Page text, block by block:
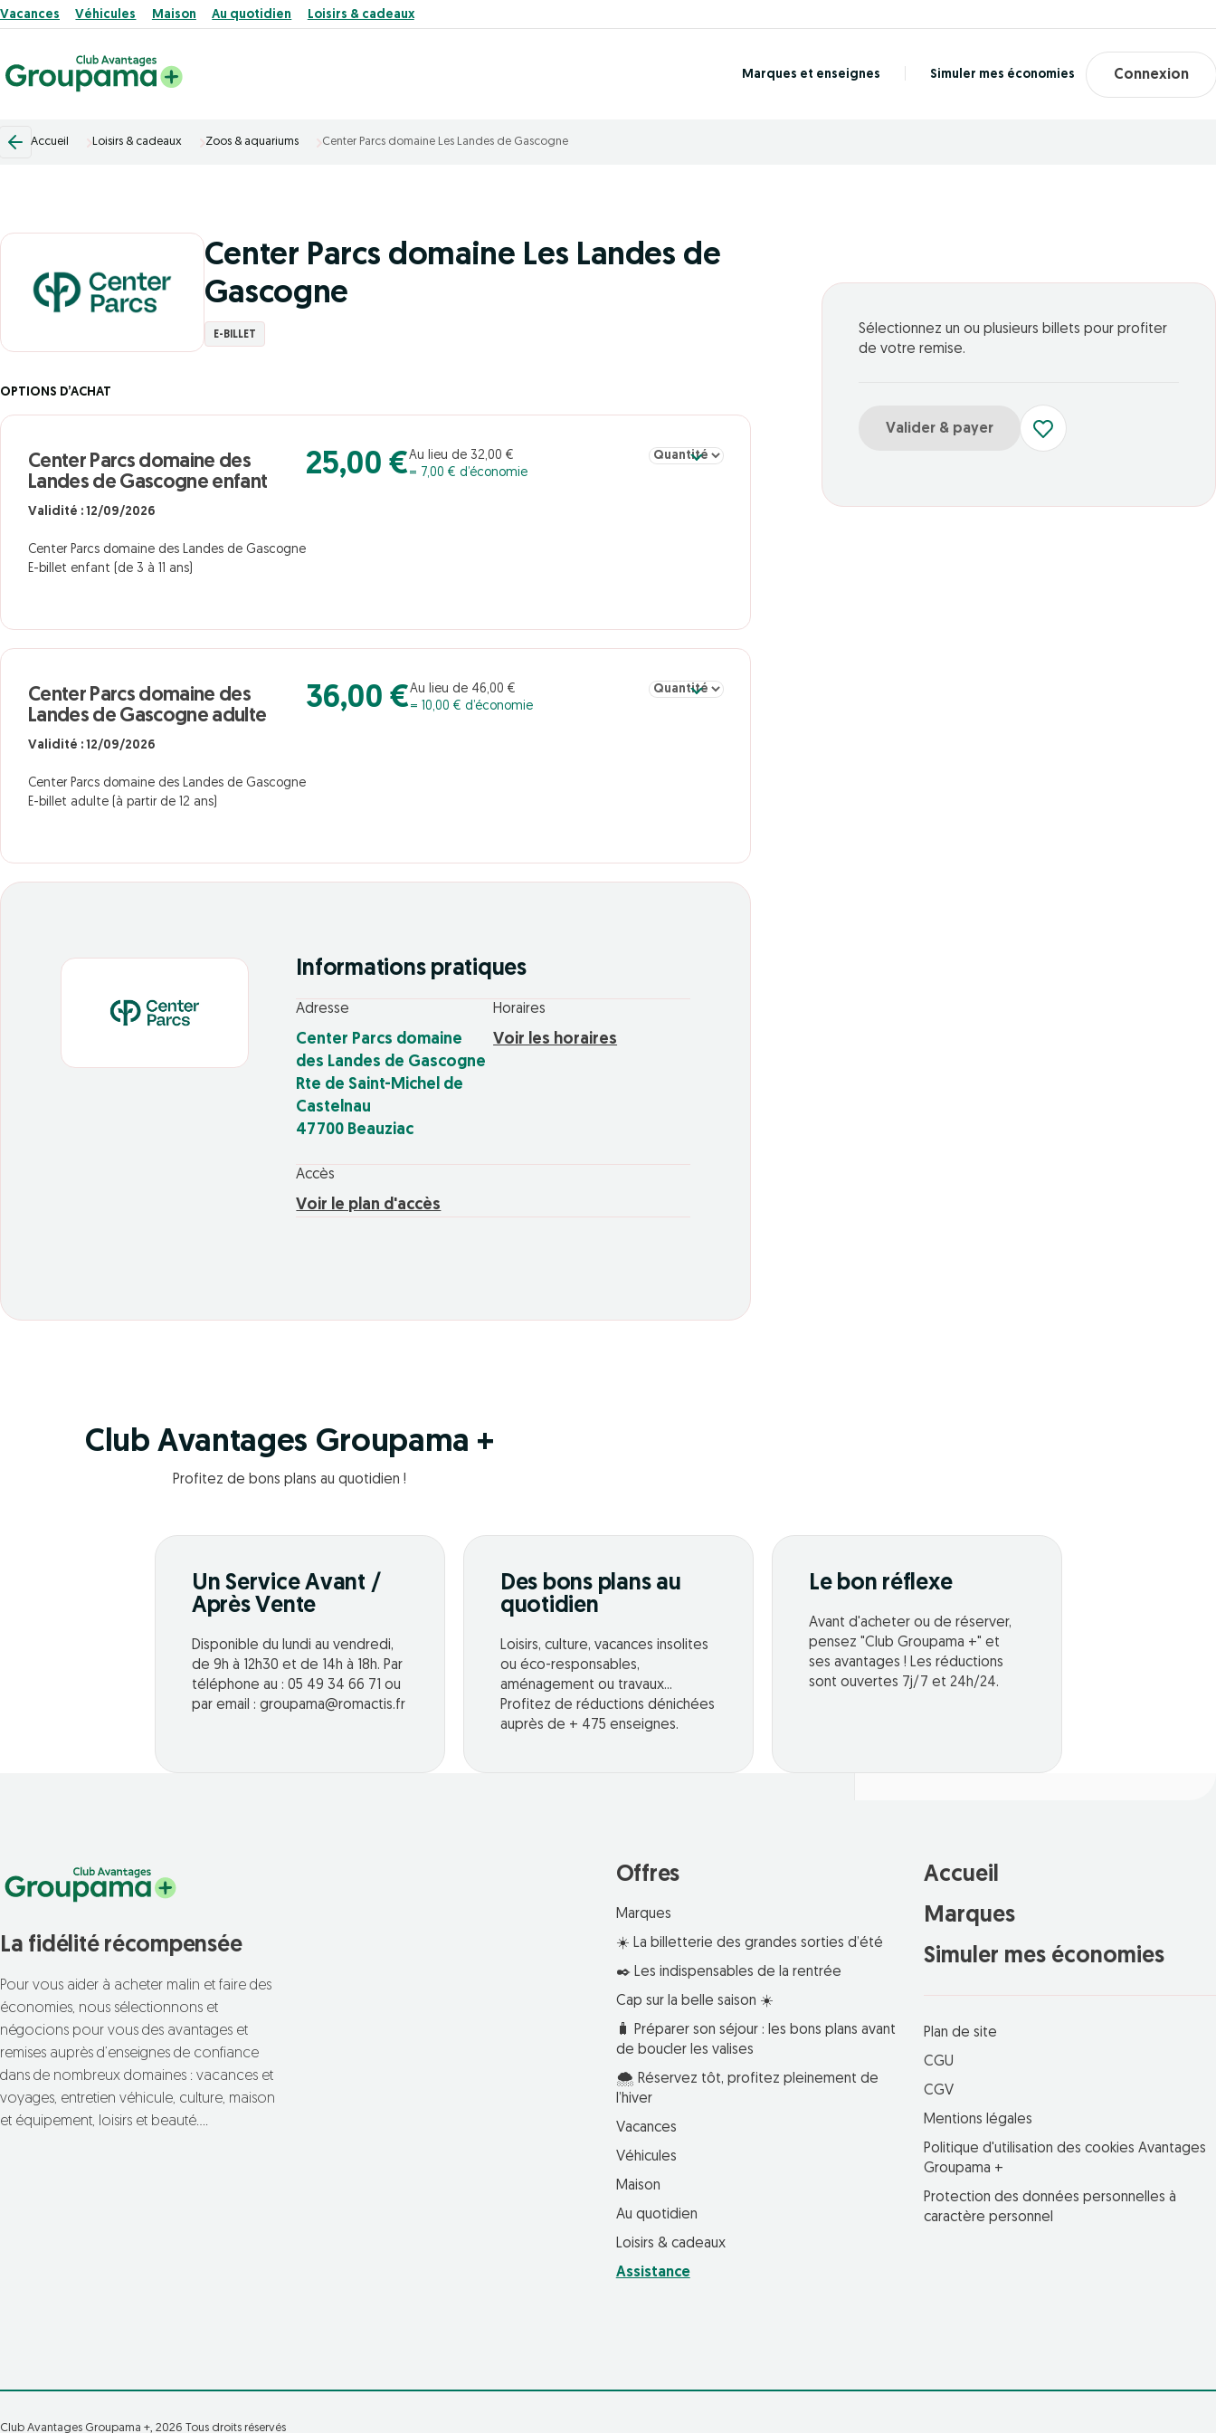
Vacances Véhicules Maison Au quotidien Loisirs & cadeaux
Marques et enseignes Simuler mes économies Connexion
Accueil Loisirs & cadeaux Zoos & aquariums Center Parcs domaine Les Landes de Gascogne
Center Parcs domaine Les Landes de
Gascogne
E-BILLET
OPTIONS D’ACHAT
Center Parcs domaine des
Landes de Gascogne enfant
Validité : 12/09/2026
Center Parcs domaine des Landes de Gascogne
E-billet enfant (de 3 à 11 ans)
25,00 €Au lieu de 32,00 €
= 7,00 € d’économie
Sélectionner la quantité pour Center Parcs domaine des Landes de Gascogne enfant
Center Parcs domaine des
Landes de Gascogne adulte
Validité : 12/09/2026
Center Parcs domaine des Landes de Gascogne
E-billet adulte (à partir de 12 ans)
36,00 €Au lieu de 46,00 €
= 10,00 € d’économie
Sélectionner la quantité pour Center Parcs domaine des Landes de Gascogne adulte
Informations pratiques
Adresse
Center Parcs domaine
des Landes de Gascogne
Rte de Saint-Michel de
Castelnau
47700 Beauziac
Horaires
Voir les horaires
Accès
Voir le plan d'accès
Sélectionnez un ou plusieurs billets pour profiter
de votre remise.
Valider & payer
Club Avantages Groupama +
Profitez de bons plans au quotidien !
Un Service Avant /
Après Vente
Disponible du lundi au vendredi,
de 9h à 12h30 et de 14h à 18h. Par
téléphone au : 05 49 34 66 71 ou
par email : groupama@romactis.fr
Des bons plans au
quotidien
Loisirs, culture, vacances insolites
ou éco-responsables,
aménagement ou travaux...
Profitez de réductions dénichées
auprès de + 475 enseignes.
Le bon réflexe
Avant d'acheter ou de réserver,
pensez "Club Groupama +" et
ses avantages ! Les réductions
sont ouvertes 7j/7 et 24h/24.
La fidélité récompensée
Pour vous aider à acheter malin et faire des
économies, nous sélectionnons et
négocions pour vous des avantages et
remises auprès d’enseignes de confiance
dans de nombreux domaines : vacances et
voyages, entretien véhicule, culture, maison
et équipement, loisirs et beauté….
Offres
Marques
☀️ La billetterie des grandes sorties d’été
✒️ Les indispensables de la rentrée
Cap sur la belle saison ☀️
🧳 Préparer son séjour : les bons plans avant
de boucler les valises
🌨️ Réservez tôt, profitez pleinement de
l’hiver
Vacances
Véhicules
Maison
Au quotidien
Loisirs & cadeaux
Assistance
Accueil
Marques
Simuler mes économies
Plan de site
CGU
CGV
Mentions légales
Politique d'utilisation des cookies Avantages
Groupama +
Protection des données personnelles à
caractère personnel
Club Avantages Groupama +, 2026 Tous droits réservés